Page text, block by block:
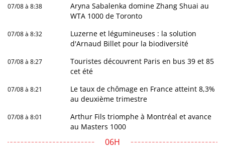
07/08 à 8:38
Aryna Sabalenka domine Zhang Shuai au
WTA 1000 de Toronto
07/08 à 8:32
Luzerne et légumineuses : la solution
d'Arnaud Billet pour la biodiversité
07/08 à 8:27
Touristes découvrent Paris en bus 39 et 85
cet été
07/08 à 8:21
Le taux de chômage en France atteint 8,3%
au deuxième trimestre
07/08 à 8:01
Arthur Fils triomphe à Montréal et avance
au Masters 1000
06H